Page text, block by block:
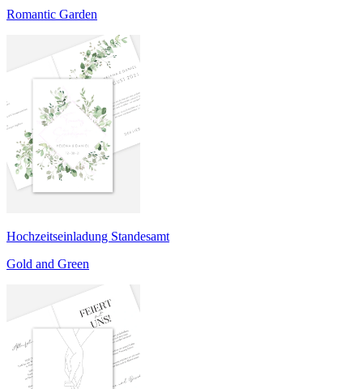
Romantic Garden
Hochzeitseinladung Standesamt
Gold and Green